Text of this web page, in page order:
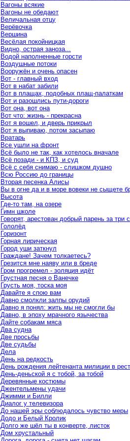
Вагоны всякие
Вагоны не обедают
Величальная отцу
Верёвочка
Вершина
Весёлая покойницкая
Видно, острая заноза...
Водой наполненные горсти
Воздушные потоки
Вооружён и очень опасен
Вот - главный вход
Вот в набат забили
Вот в плащах, подобных плащ-палаткам
Вот и разошлись пути-дороги
Вот она, вот она
Вот что: жизнь - прекрасна
Вот я вошел, и дверь прикрыл
Вот я выпиваю, потом засыпаю
Вратарь
Все ушли на фронт
Всё было не так, как хотелось вначале
Всё позади - и КПЗ, и суд
Всё с себя снимаю - слишком душно
Всю Россию до границы
Вторая песенка Алисы
Вы в огне да и в море вовеки не сыщете
Высота
Где-то там, на озере
Гимн школе
Говорят, арестован добрый парень за три
Гололёд
Горизонт
Горная лирическая
Город уши заткнул
Граждане! Зачем толкаетесь?
Грезится мне наяву или в бреде
Гром прогремел - золяция идёт
Грустная песня о Ванечке
Грусть моя, тоска моя
Давайте я спою вам
Давно смолкли залпы орудий
Давно я понял: жить мы не смогли бы
Давно, в эпоху мрачного язычества
Дайте собакам мяса
Два судна
Две просьбы
Две судьбы
Дела
День на редкость
День рождения лейтенанта милиции в
День-деньской я с тобой, за тобой
Деревянные костюмы
Джентельмены удачи
Джимми и Билли
Диалог у телевизора
До нашей эры соблюдалось чувство меры
Додо и Белый Кролик
Долго же шёл ты в конверте, листок
Дом хрустальный